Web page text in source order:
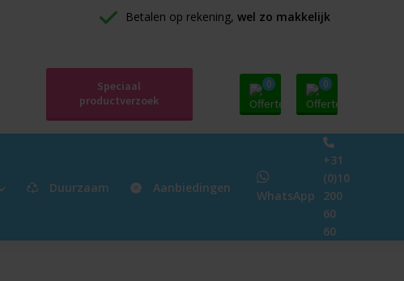
Betalen op rekening, wel zo makkelijk
Speciaal
productverzoek
0 0
Duurzaam Aanbiedingen
WhatsApp
+31
(0)10
200
60
60